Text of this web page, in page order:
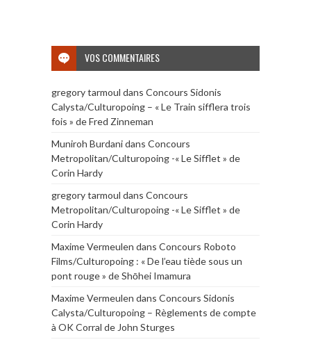
VOS COMMENTAIRES
gregory tarmoul dans Concours Sidonis
Calysta/Culturopoing – « Le Train sifflera trois
fois » de Fred Zinneman
Muniroh Burdanidans Concours
Metropolitan/Culturopoing -« Le Sifflet » de
Corin Hardy
gregory tarmoul dans Concours
Metropolitan/Culturopoing -« Le Sifflet » de
Corin Hardy
Maxime Vermeulen dans Concours Roboto
Films/Culturopoing : « De l’eau tiède sous un
pont rouge » de Shōhei Imamura
Maxime Vermeulen dans Concours Sidonis
Calysta/Culturopoing – Règlements de compte
à OK Corral de John Sturges